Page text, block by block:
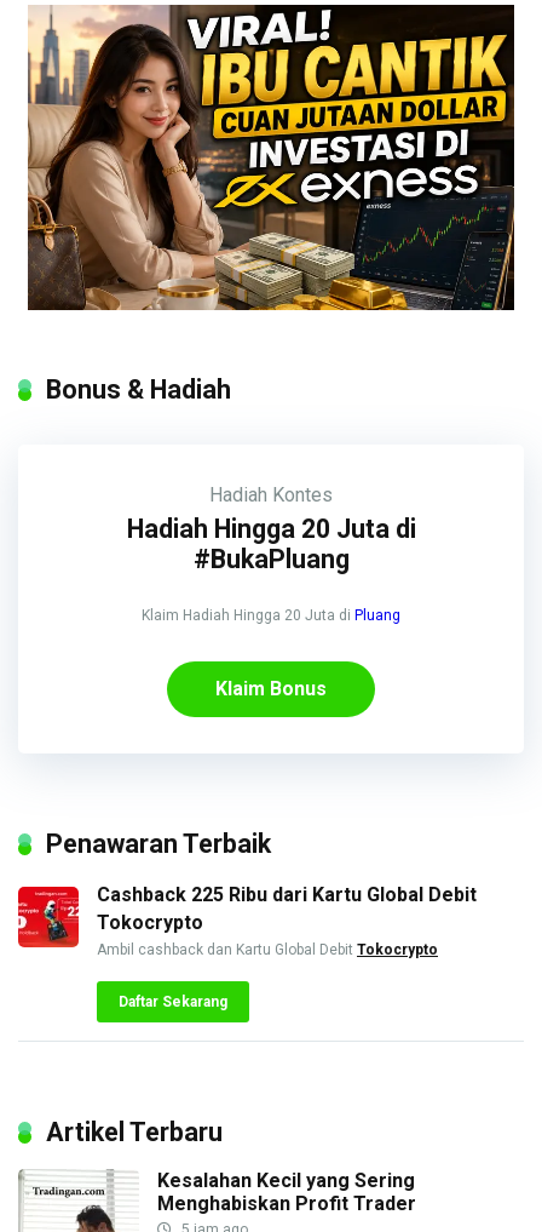
Bonus & Hadiah
Hadiah Kontes
Hadiah Hingga 20 Juta di
#BukaPluang
Klaim Hadiah Hingga 20 Juta di Pluang
Klaim Bonus
Penawaran Terbaik
Cashback 225 Ribu dari Kartu Global Debit
Tokocrypto
Ambil cashback dan Kartu Global Debit Tokocrypto
Daftar Sekarang
Artikel Terbaru
Kesalahan Kecil yang Sering
Menghabiskan Profit Trader